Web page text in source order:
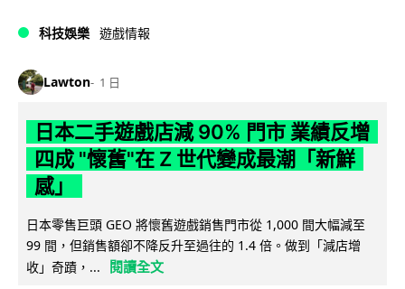
科技娛樂 遊戲情報
Lawton 1 日
日本二手遊戲店減 90% 門市 業績反增
四成 "懷舊"在 Z 世代變成最潮「新鮮
感」
日本零售巨頭 GEO 將懷舊遊戲銷售門市從 1,000 間大幅減至
99 間，但銷售額卻不降反升至過往的 1.4 倍。做到「減店增
收」奇蹟，...
閱讀全文